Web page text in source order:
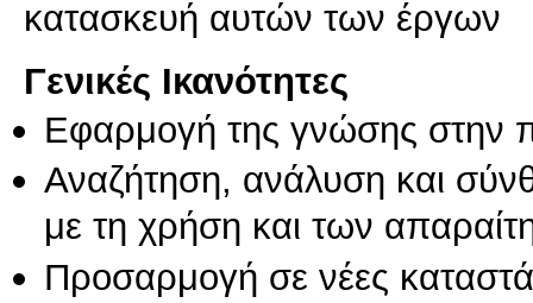
Γενικές Ικανότητες
Εφαρμογή της γνώσης στην
Αναζήτηση, ανάλυση και
με τη χρήση και των
Προσαρμογή σε νέες